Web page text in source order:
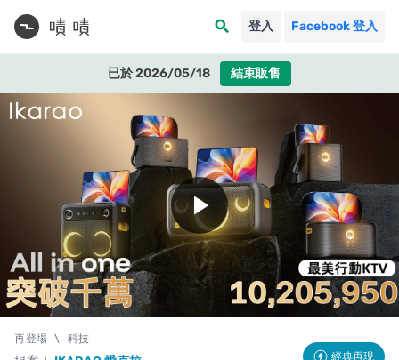
search 登入 Facebook 登入
已於 2026/05/18 結束販售
play_arrow
再登場 \ 科技
經典再現